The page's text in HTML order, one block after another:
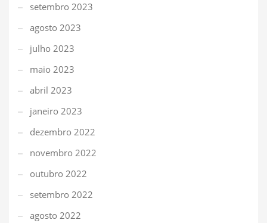
setembro 2023
agosto 2023
julho 2023
maio 2023
abril 2023
janeiro 2023
dezembro 2022
novembro 2022
outubro 2022
setembro 2022
agosto 2022